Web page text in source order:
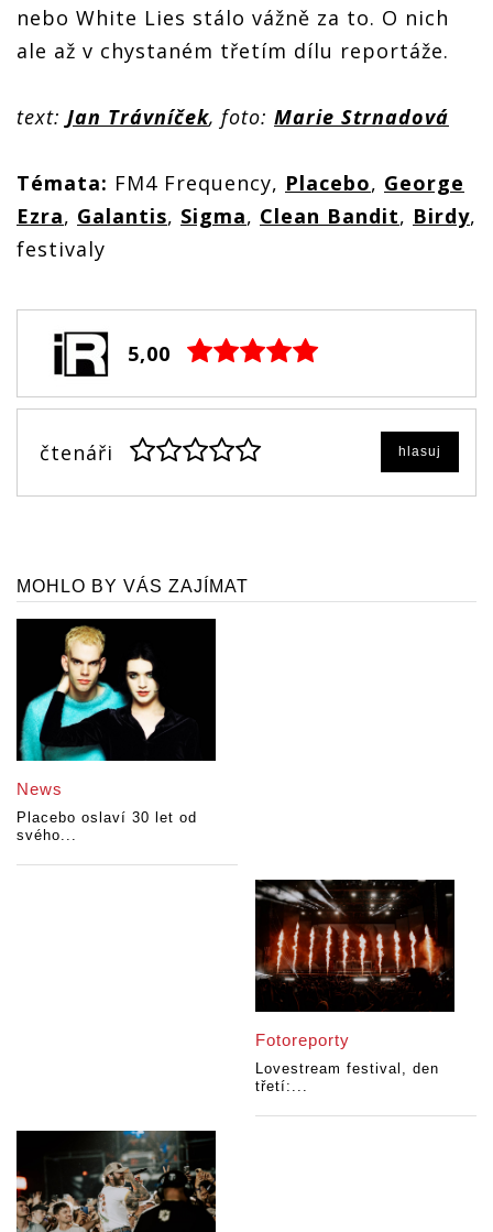
nebo White Lies stálo vážně za to. O nich
ale až v chystaném třetím dílu reportáže.
text: Jan Trávníček, foto: Marie Strnadová
Témata: FM4 Frequency, Placebo, George
Ezra, Galantis, Sigma, Clean Bandit, Birdy,
festivaly
5,00
čtenáři hlasuj
MOHLO BY VÁS ZAJÍMAT
News
Placebo oslaví 30 let od
svého...
Fotoreporty
Lovestream festival, den
třetí:...